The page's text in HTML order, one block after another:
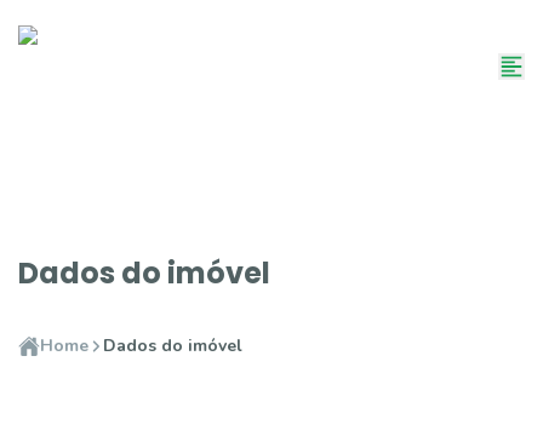
Dados do imóvel
Home Dados do imóvel